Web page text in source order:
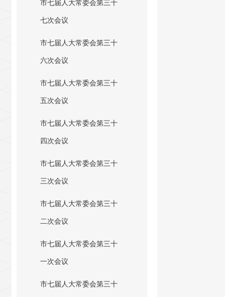
市七届人大常委会第三十
七次会议
市七届人大常委会第三十
六次会议
市七届人大常委会第三十
五次会议
市七届人大常委会第三十
四次会议
市七届人大常委会第三十
三次会议
市七届人大常委会第三十
二次会议
市七届人大常委会第三十
一次会议
市七届人大常委会第三十